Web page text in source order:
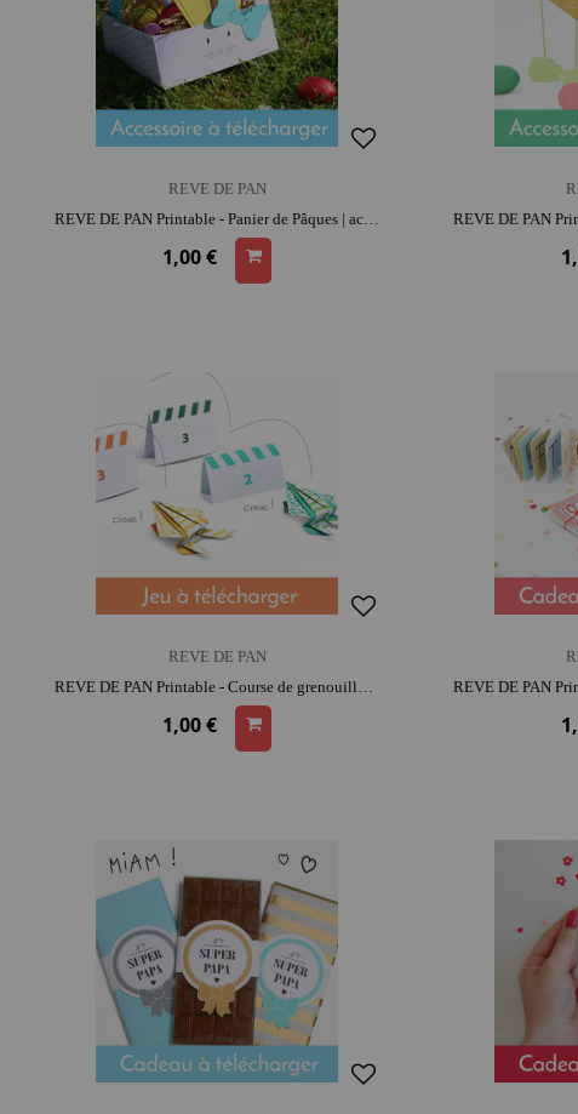
REVE DE PAN
REVE DE PAN Printable - Panier de Pâques | activité créative | parfait pour les sorties | moment convivial
1,00 €
REVE DE PAN
REVE DE PAN Printable - Course de grenouilles | activité créative | moment convivial
1,00 €